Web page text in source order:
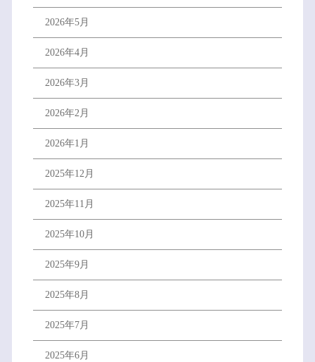
2026年5月
2026年4月
2026年3月
2026年2月
2026年1月
2025年12月
2025年11月
2025年10月
2025年9月
2025年8月
2025年7月
2025年6月